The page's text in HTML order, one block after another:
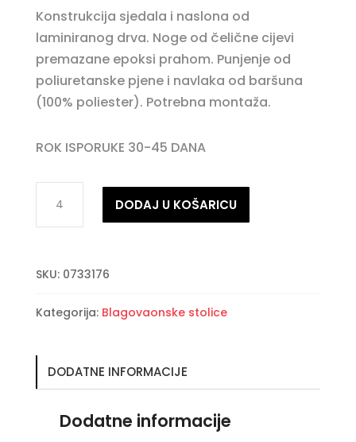
Konstrukcija sjedala i naslona od
laminiranog drva. Noge od čelične cijevi
premazane epoksi prahom. Punjenje od
poliuretanske pjene i navlaka od baršuna
(100% poliester). Potrebna montaža.
ROK ISPORUKE 30-45 DANA
taupe
količina
DODAJ U KOŠARICU
SKU: 0733176
Kategorija: Blagovaonske stolice
DODATNE INFORMACIJE
Dodatne informacije